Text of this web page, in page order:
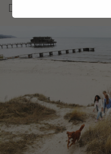
Du kanske också gillar: